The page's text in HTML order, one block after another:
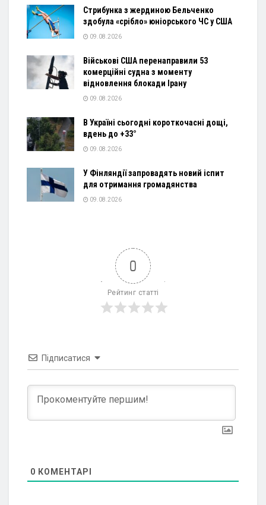
Стрибунка з жердиною Бельченко
здобула «срібло» юніорського ЧС у США
09.08.2026
Військові США перенаправили 53
комерційні судна з моменту
відновлення блокади Ірану
09.08.2026
В Україні сьогодні короткочасні дощі,
вдень до +33°
09.08.2026
У Фінляндії запровадять новий іспит
для отримання громадянства
09.08.2026
0
Рейтинг статті
Підписатися
0 КОМЕНТАРІ